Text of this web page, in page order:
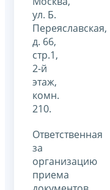
ул. Б.
Переяславская,
д. 66,
стр.1,
2-й
этаж,
комн.
210.
Ответственная
за
организацию
приема